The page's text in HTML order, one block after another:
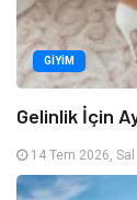
GIYIM
Gelinlik İçin
14 Tem 2026, Sal